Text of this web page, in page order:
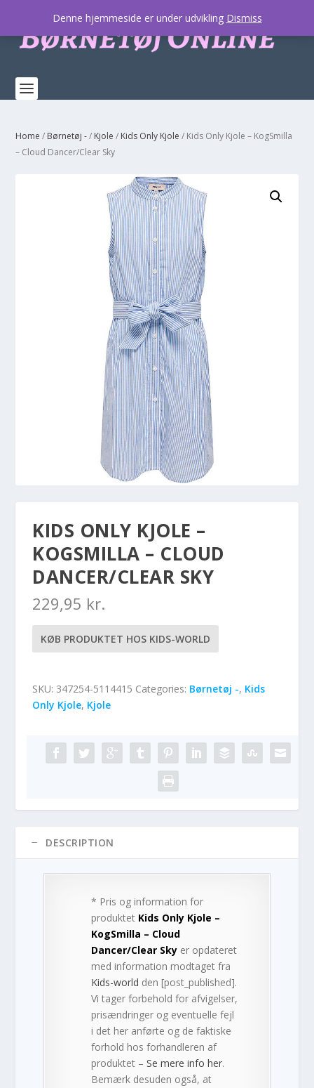
Home / Børnetøj -/ Kjole / Kids Only Kjole / Kids Only Kjole – KogSmilla
– Cloud Dancer/Clear Sky
KIDS ONLY KJOLE –
KOGSMILLA – CLOUD
DANCER/CLEAR SKY
229,95 kr.
KØB PRODUKTET HOS KIDS-WORLD
SKU: 347254-5114415 Categories: Børnetøj -, Kids
Only Kjole, Kjole
DESCRIPTION
* Pris og information for
produktet Kids Only Kjole –
KogSmilla – Cloud
Dancer/Clear Sky er opdateret
med information modtaget fra
Kids-world den [post_published].
Vi tager forbehold for afvigelser,
prisændringer og eventuelle fejl
i det her anførte og de faktiske
forhold hos forhandleren af
produktet –Se mere info her.
Bemærk desuden også, at
Denne hjemmeside er under udvikling Dismiss